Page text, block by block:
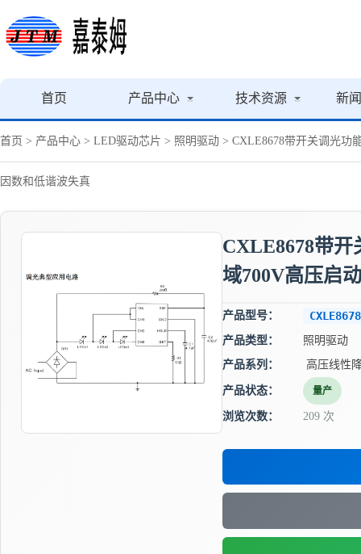
首页 产品中心 技术资源 新
首页 > 产品中心 > LED驱动芯片 > 照明驱动 > CXLE8678带开关调光功
因数和低谐波失真
CXLE8678带
域700V高压启
产品型号： CXLE8678
产品类型：
照明驱动
产品系列：
高压线性
产品状态： 量产
浏览次数： 209 次